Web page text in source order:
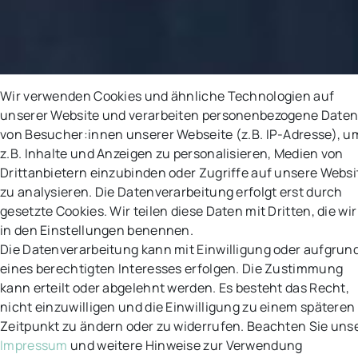
Wir verwenden Cookies und ähnliche Technologien auf
unserer Website und verarbeiten personenbezogene Daten
von Besucher:innen unserer Webseite (z.B. IP-Adresse),
z.B. Inhalte und Anzeigen zu personalisieren, Medien von
Drittanbietern einzubinden oder Zugriffe auf unsere
zu analysieren. Die Datenverarbeitung erfolgt erst durch
gesetzte Cookies. Wir teilen diese Daten mit Dritten, die wir
in den Einstellungen benennen.
Die Datenverarbeitung kann mit Einwilligung oder
eines berechtigten Interesses erfolgen. Die Zustimmung
kann erteilt oder abgelehnt werden. Es besteht das Recht,
nicht einzuwilligen und die Einwilligung zu einem späteren
Zeitpunkt zu ändern oder zu widerrufen. Beachten Sie
Impressum und weitere Hinweise zur Verwendung